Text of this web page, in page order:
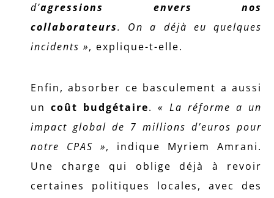
d’agressions envers nos
collaborateurs. On a déjà eu quelques
incidents », explique-t-elle.
Enfin, absorber ce basculement a aussi
uncoût budgétaire.« La réforme a un
impact global de 7 millions d’euros pour
notre CPAS », indique Myriem Amrani.
Une charge qui oblige déjà à revoir
certaines politiques locales, avec des